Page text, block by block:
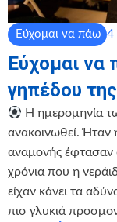
Εύχομαι να πάω 4
Εύχομαι να
γηπέδου
Η ημερομηνία
ανακοινωθεί. Ήταν
αναμονής έφτασαν
χρόνια που η
είχαν κάνει τα
πιο γλυκιά